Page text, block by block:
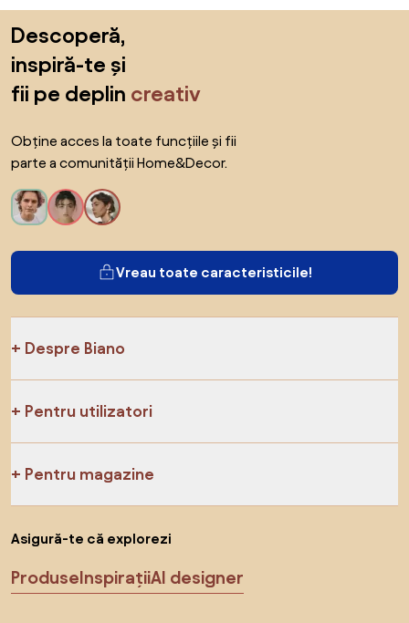
Descoperă,
inspiră-te și
fii pe deplin creativ
Obține acces la toate funcțiile și fii
parte a comunității Home&Decor.
Vreau toate caracteristicile!
Despre Biano
Pentru utilizatori
Pentru magazine
Asigură-te că explorezi
ProduseInspirațiiAI designer